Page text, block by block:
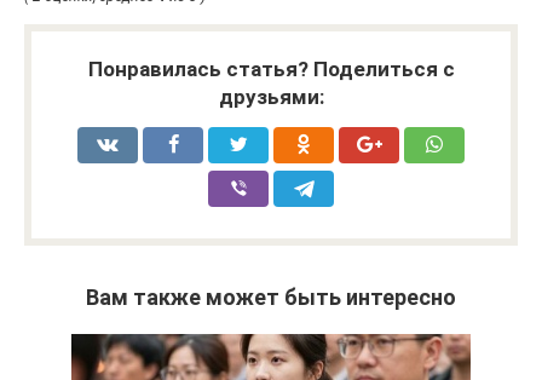
Понравилась статья? Поделиться с
друзьями:
Вам также может быть интересно